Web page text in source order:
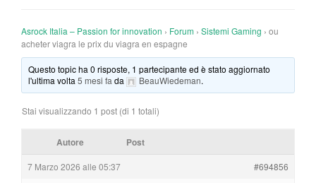
a
i
Asrock Italia – Passion for innovation › Forum › Sistemi Gaming › ou
acheter viagra le prix du viagra en espagne
Questo topic ha 0 risposte, 1 partecipante ed è stato aggiornato
l'ultima volta5 mesi fa da BeauWiedeman.
Stai visualizzando 1 post (di 1 totali)
Autore Post
7 Marzo 2026 alle 05:37 #694856